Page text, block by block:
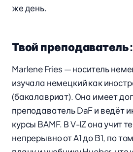
же день.
Твой
Marlene Fries — носитель
изучала немецкий как
(бакалавриат). Она имеет
преподаватель DaF и ведёт
курсы BAMF. В V-IZ она учит
непрерывно от A1 до B1, по